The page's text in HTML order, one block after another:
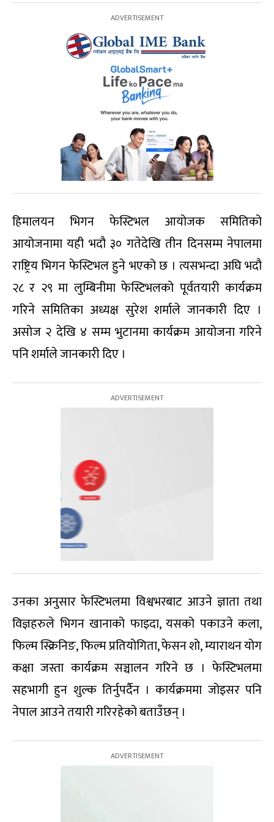
हिमालयन भिगन फेस्टिभल आयोजक समितिको
आयोजनामा यही भदौ ३० गतेदेखि तीन दिनसम्म नेपालमा
राष्ट्रिय भिगन फेस्टिभल हुने भएको छ । त्यसभन्दा अघि भदौ
२८ र २९ मा लुम्बिनीमा फेस्टिभलको पूर्वतयारी कार्यक्रम
गरिने समितिका अध्यक्ष सुरेश शर्माले जानकारी दिए ।
असोज २ देखि ४ सम्म भुटानमा कार्यक्रम आयोजना गरिने
पनि शर्माले जानकारी दिए ।
उनका अनुसार फेस्टिभलमा विश्वभरबाट आउने ज्ञाता तथा
विज्ञहरुले भिगन खानाको फाइदा, यसको पकाउने कला,
फिल्म स्क्रिनिङ, फिल्म प्रतियोगिता, फेसन शो, म्याराथन योग
कक्षा जस्ता कार्यक्रम सञ्चालन गरिने छ । फेस्टिभलमा
सहभागी हुन शुल्क तिर्नुपर्दैन । कार्यक्रममा जोइसर पनि
नेपाल आउने तयारी गरिरहेको बताउँछन् ।